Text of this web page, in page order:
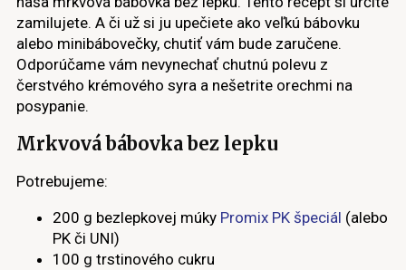
zamilujete. A či už si ju upečiete ako veľkú bábovku
alebo minibábovečky, chutiť vám bude zaručene.
Odporúčame vám nevynechať chutnú polevu z
čerstvého krémového syra a nešetrite orechmi na
posypanie.
Mrkvová bábovka bez lepku
Potrebujeme:
200 g bezlepkovej múky Promix PK špeciál (alebo
PK či UNI)
100 g trstinového cukru